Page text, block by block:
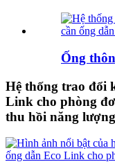
Ống
Hệ thống trao đổi
Link cho phòng
thu hồi năng